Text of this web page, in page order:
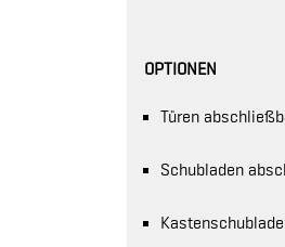
OPTIONEN
Türen
Schubladen